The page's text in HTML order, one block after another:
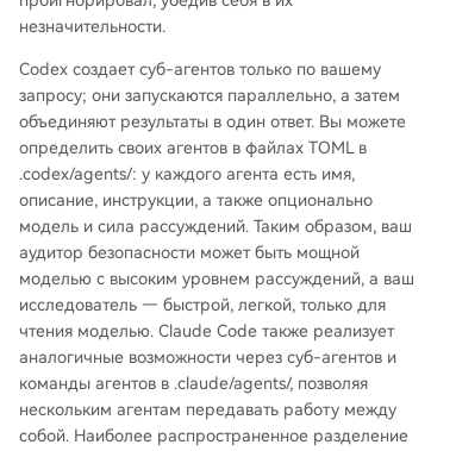
незначительности.
Codex создает суб-агентов только по вашему
запросу; они запускаются параллельно, а затем
объединяют результаты в один ответ. Вы можете
определить своих агентов в файлах TOML в
.codex/agents/: у каждого агента есть имя,
описание, инструкции, а также опционально
модель и сила рассуждений. Таким образом, ваш
аудитор безопасности может быть мощной
моделью с высоким уровнем рассуждений, а ваш
исследователь — быстрой, легкой, только для
чтения моделью. Claude Code также реализует
аналогичные возможности через суб-агентов и
команды агентов в .claude/agents/, позволяя
нескольким агентам передавать работу между
собой. Наиболее распространенное разделение